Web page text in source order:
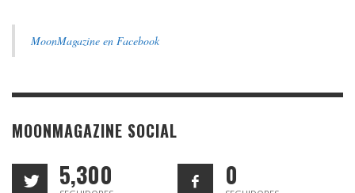
MoonMagazine en Facebook
MOONMAGAZINE SOCIAL
5,300 0